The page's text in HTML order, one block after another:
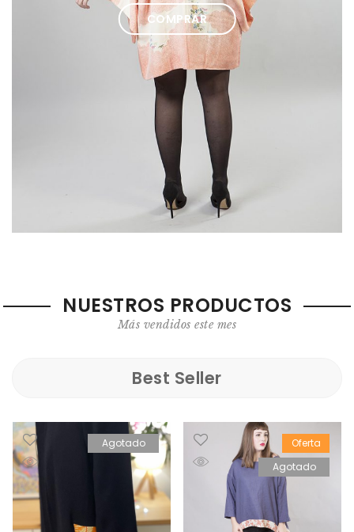
COMPRAR
NUESTROS PRODUCTOS
Más vendidos este mes
Best Seller
Agotado
Oferta
Agotado